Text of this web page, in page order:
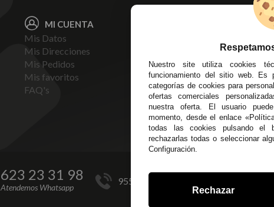
MI CUENTA
Mis Datos
Mis Direcciones
Mis Pedidos
Mis favoritos
FAQ's
Entregas y Devoluciones
Política de Privacidad
Pago Seguro
Terminos y
Condiciones Generales
Políticas de Cookies
623 23 31 98
Atendemos Whatsapp
955 44 45 43
Nuestro site utiliza cookies
funcionamiento del sitio web. Es
categorías de cookies para
ofertas comerciales
nuestra oferta. El usuario
momento, desde el enlace
todas las cookies pulsando el
rechazarlas todas o seleccionar
Configuración.
Rechazar